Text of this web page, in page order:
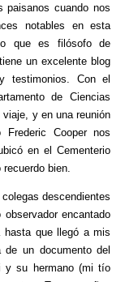
paisanos cuando nos
notables en esta
que es filósofo de
un excelente blog
testimonios. Con el
de Ciencias
y en una reunión
Cooper nos
en el Cementerio
bien.
descendientes
encantado
hasta que llegó a mis
un documento del
y su hermano (mi tío